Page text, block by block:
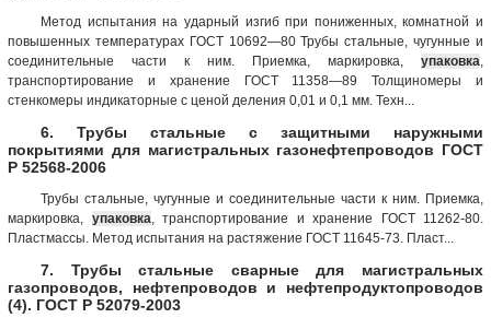
Метод испытания на ударный изгиб при пониженных, комнатной и
повышенных температурах ГОСТ 10692—80 Трубы стальные, чугунные и
соединительные части к ним. Приемка, маркировка, упаковка
транспортирование и хранение ГОСТ 11358—89 Толщиномеры и
стенкомеры индикаторные с ценой деления 0,01 и 0,1 мм. Техн...
6. Трубы стальные с защитными наружными
покрытиями для магистральных газонефтепроводов ГОСТ
Р 52568-2006
Трубы стальные, чугунные и соединительные части к ним. Приемка,
маркировка, упаковка , транспортирование и хранение ГОСТ 11262-80.
Пластмассы. Метод испытания на растяжение ГОСТ 11645-73. Пласт...
7. Трубы стальные сварные для магистральных
газопроводов, нефтепроводов и нефтепродуктопроводов
(4). ГОСТ Р 52079-2003